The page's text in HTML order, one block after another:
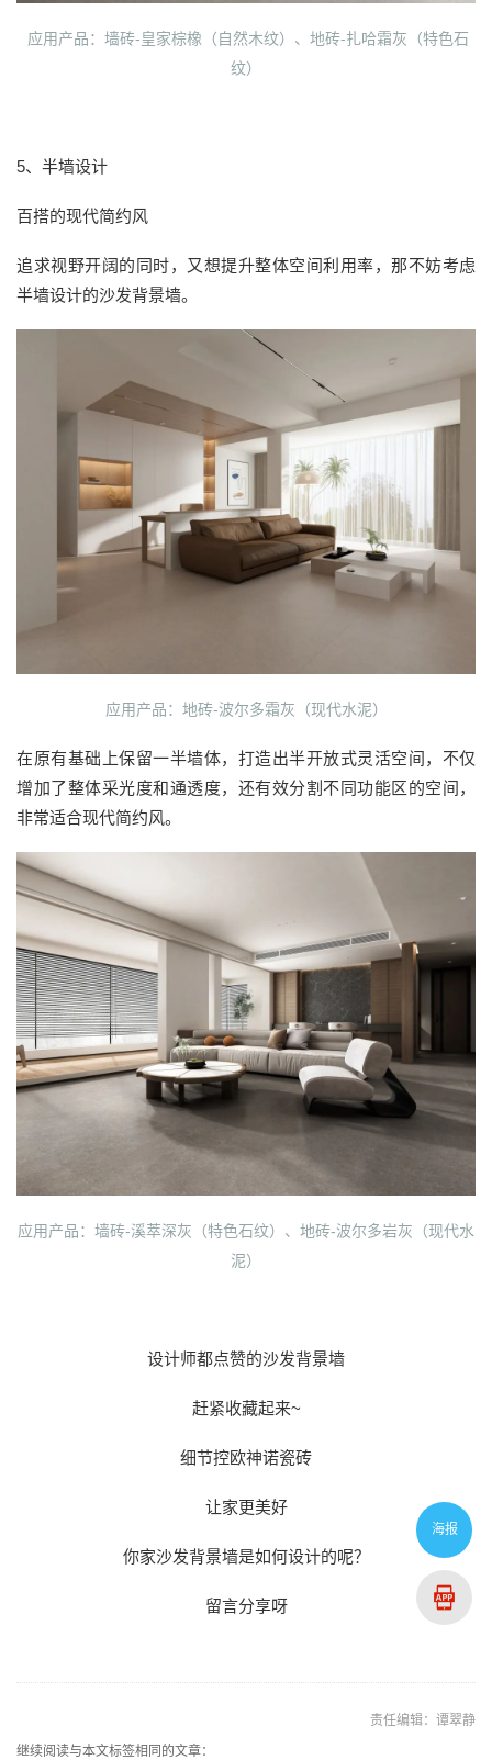
应用产品：墙砖-皇家棕橡（自然木纹）、地砖-扎哈霜灰（特色石
纹）
5、半墙设计
百搭的现代简约风
追求视野开阔的同时，又想提升整体空间利用率，那不妨考虑
半墙设计的沙发背景墙。
应用产品：地砖-波尔多霜灰（现代水泥）
在原有基础上保留一半墙体，打造出半开放式灵活空间，不仅
增加了整体采光度和通透度，还有效分割不同功能区的空间，
非常适合现代简约风。
应用产品：墙砖-溪萃深灰（特色石纹）、地砖-波尔多岩灰（现代水
泥）
设计师都点赞的沙发背景墙
赶紧收藏起来~
细节控欧神诺瓷砖
让家更美好
你家沙发背景墙是如何设计的呢？
留言分享呀
责任编辑：谭翠静
继续阅读与本文标签相同的文章：
海报